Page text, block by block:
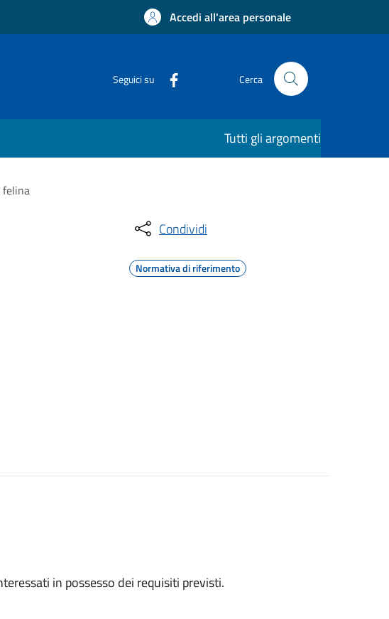
Accedi all'area personale
Seguici su Cerca
Tutti gli argomenti
felina
Condividi
Normativa di riferimento
in possesso dei requisiti previsti.